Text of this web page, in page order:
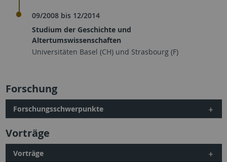
09/2008 bis 12/2014
Studium der Geschichte und
Altertumswissenschaften
Universitäten Basel (CH) und Strasbourg (F)
Forschung
Forschungsschwerpunkte
Vorträge
Vorträge